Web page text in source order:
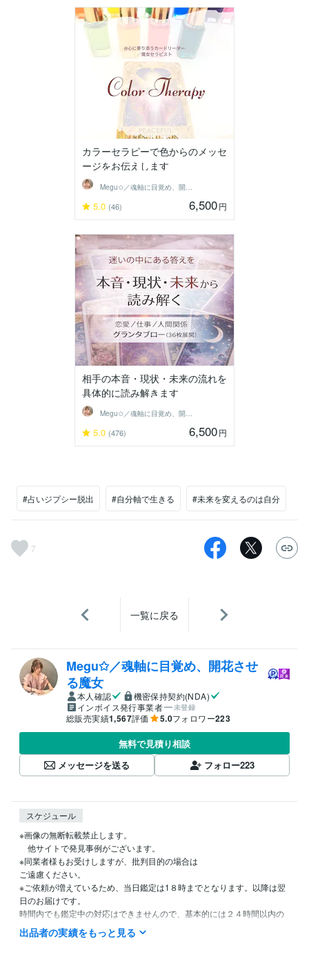
カラーセラピーで色からのメッセ
ージをお伝えします
5.0 (46) 6,500円
相手の本音・現状・未来の流れを
具体的に読み解きます
Megu✩／魂軸に目覚め、開花させる魔女
5.0 (476) 6,500円
#占いジプシー脱出 #自分軸で生きる #未来を変えるのは自分
7
一覧に戻る
Megu✩／魂軸に目覚め、開花させ
る魔女
本人確認
機密保持契約(NDA)
インボイス発行事業者
未登録
総販売実績1,567評価 5.0フォロワー223
無料で見積り相談
メッセージを送る
フォロー223
スケジュール
※画像の無断転載禁止します。
他サイトで発見事例がございます。
※同業者様もお受けしますが、批判目的の場合は
ご遠慮ください。
※ご依頼が増えているため、当日鑑定は1８時までとなります。以降は翌
日のお届けです。
時間内でも鑑定中の対応はできませんので、基本的には２４時間以内の
鑑定、と捉えてくださいませ。
出品者の実績をもっと見る